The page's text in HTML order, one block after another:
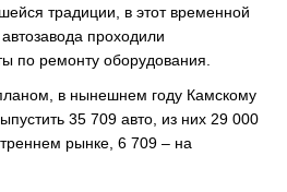
традиции, в этот временной
проходили
по ремонту оборудования.
в нынешнем году Камскому
35 709 авто, из них 29 000
рынке, 6 709 – на